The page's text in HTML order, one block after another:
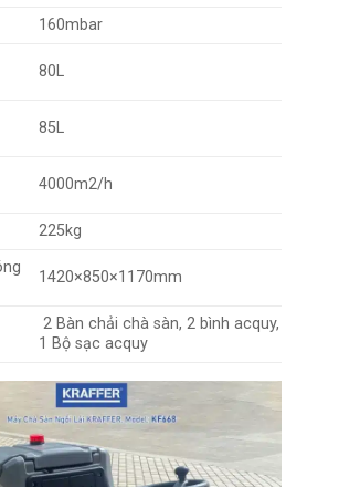
160mbar
80L
85L
4000m2/h
225kg
1420×850×1170mm
2 Bàn chải chà sàn, 2 bình acquy,
1 Bộ sạc acquy